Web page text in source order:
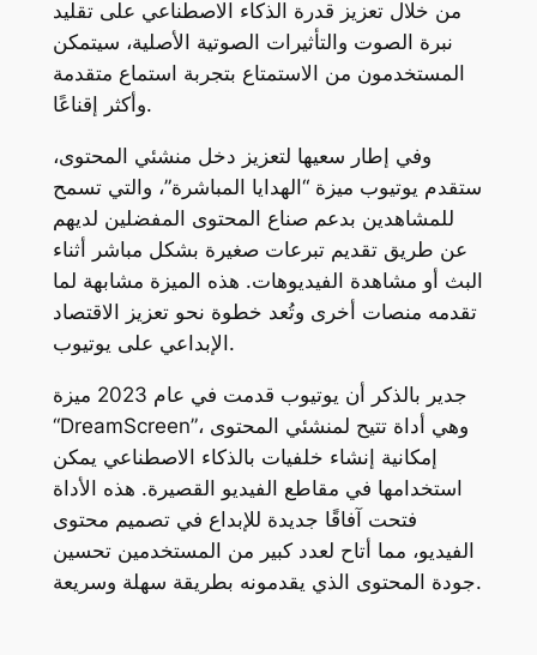
من خلال تعزيز قدرة الذكاء الاصطناعي على تقليد
نبرة الصوت والتأثيرات الصوتية الأصلية، سيتمكن
المستخدمون من الاستمتاع بتجربة استماع متقدمة
وأكثر إقناعًا.
وفي إطار سعيها لتعزيز دخل منشئي المحتوى،
ستقدم يوتيوب ميزة “الهدايا المباشرة”، والتي تسمح
للمشاهدين بدعم صناع المحتوى المفضلين لديهم
عن طريق تقديم تبرعات صغيرة بشكل مباشر أثناء
البث أو مشاهدة الفيديوهات. هذه الميزة مشابهة لما
تقدمه منصات أخرى وتُعد خطوة نحو تعزيز الاقتصاد
الإبداعي على يوتيوب.
جدير بالذكر أن يوتيوب قدمت في عام 2023 ميزة
“DreamScreen”، وهي أداة تتيح لمنشئي المحتوى
إمكانية إنشاء خلفيات بالذكاء الاصطناعي يمكن
استخدامها في مقاطع الفيديو القصيرة. هذه الأداة
فتحت آفاقًا جديدة للإبداع في تصميم محتوى
الفيديو، مما أتاح لعدد كبير من المستخدمين تحسين
جودة المحتوى الذي يقدمونه بطريقة سهلة وسريعة.